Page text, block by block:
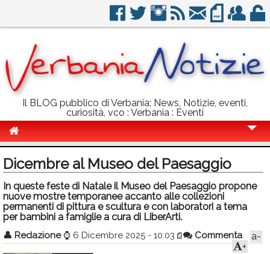
Il BLOG pubblico di Verbania: News, Notizie, eventi,
curiosità, vco : Verbania : Eventi
Politica
Sport
Eventi
Info Utili
Dicembre al Museo del Paesaggio
In queste feste di Natale il Museo del Paesaggio propone
nuove mostre temporanee accanto alle collezioni
permanenti di pittura e scultura e con laboratori a tema
per bambini a famiglie a cura di LiberArti.
👤 Redazione ⌚ 6 Dicembre 2025 - 10:03 Commenta
a-
+